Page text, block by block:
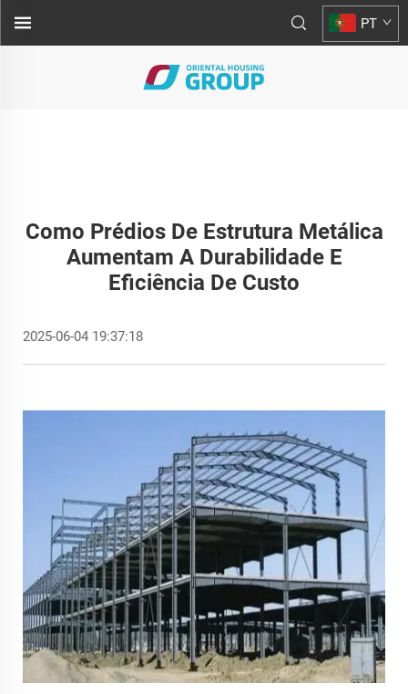
PT
Como Prédios De Estrutura Metálica
Aumentam A Durabilidade E
Eficiência De Custo
2025-06-04 19:37:18